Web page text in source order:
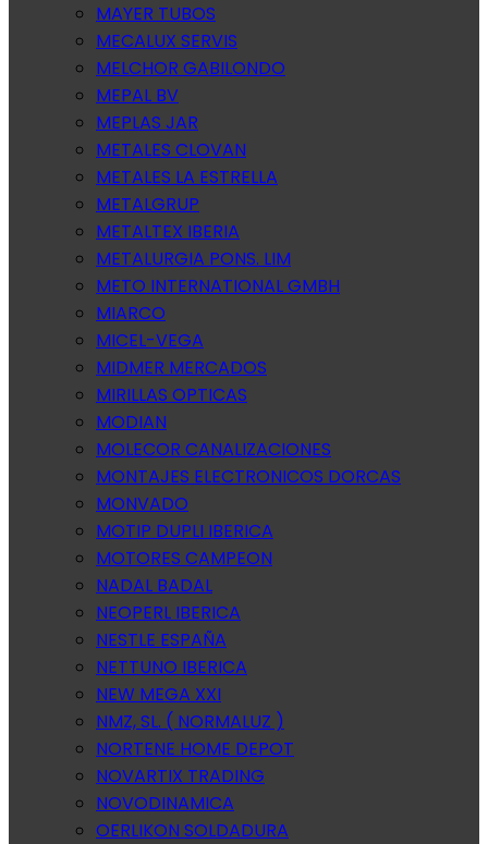
MAYER TUBOS
MECALUX SERVIS
MELCHOR GABILONDO
MEPAL BV
MEPLAS JAR
METALES CLOVAN
METALES LA ESTRELLA
METALGRUP
METALTEX IBERIA
METALURGIA PONS. LIM
METO INTERNATIONAL GMBH
MIARCO
MICEL-VEGA
MIDMER MERCADOS
MIRILLAS OPTICAS
MODIAN
MOLECOR CANALIZACIONES
MONTAJES ELECTRONICOS DORCAS
MONVADO
MOTIP DUPLI IBERICA
MOTORES CAMPEON
NADAL BADAL
NEOPERL IBERICA
NESTLE ESPAÑA
NETTUNO IBERICA
NEW MEGA XXI
NMZ, SL. ( NORMALUZ )
NORTENE HOME DEPOT
NOVARTIX TRADING
NOVODINAMICA
OERLIKON SOLDADURA